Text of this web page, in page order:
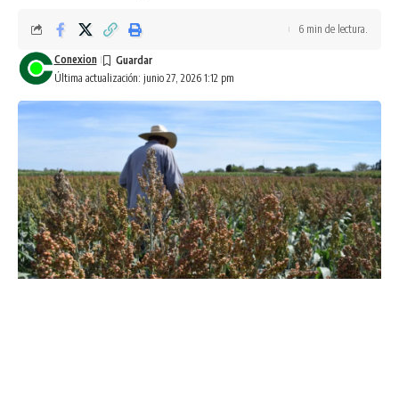
Última actualización: junio 27, 2026 1:12 pm
Conexion
6 min de lectura.